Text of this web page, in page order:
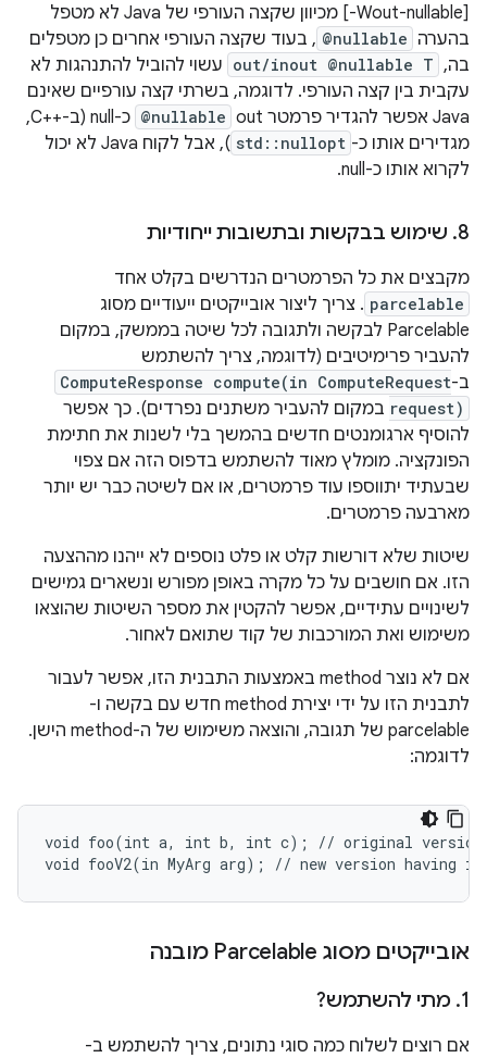
‫[‎-Wout-nullable] מכיוון שקצה העורפי של Java לא מטפל
בהערה @nullable , בעוד שקצה העורפי אחרים כן מטפלים
בה, out/inout @nullable T עשוי להוביל להתנהגות לא
עקבית בין קצה העורפי. לדוגמה, בשרתי קצה עורפיים שאינם
Java אפשר להגדיר פרמטר out‏
@nullable
כ-null (ב-C++‎,
מגדירים אותו כ- std::nullopt
), אבל לקוח Java לא יכול
לקרוא אותו כ-null.
8
. שימוש בבקשות ובתשובות ייחודיות
מקבצים את כל הפרמטרים הנדרשים בקלט אחד
parcelable . צריך ליצור אובייקטים ייעודיים מסוג
Parcelable לבקשה ולתגובה לכל שיטה בממשק, במקום
להעביר פרימיטיבים (לדוגמה, צריך להשתמש
ב-ComputeResponse compute(in ComputeRequest
request) במקום להעביר משתנים נפרדים). כך אפשר
להוסיף ארגומנטים חדשים בהמשך בלי לשנות את חתימת
הפונקציה. מומלץ מאוד להשתמש בדפוס הזה אם צפוי
שבעתיד יתווספו עוד פרמטרים, או אם לשיטה כבר יש יותר
מארבעה פרמטרים.
שיטות שלא דורשות קלט או פלט נוספים לא ייהנו מההצעה
הזו. אם חושבים על כל מקרה באופן מפורש ונשארים גמישים
לשינויים עתידיים, אפשר להקטין את מספר השיטות שהוצאו
משימוש ואת המורכבות של קוד שתואם לאחור.
אם לא נוצר method באמצעות התבנית הזו, אפשר לעבור
לתבנית הזו על ידי יצירת method חדש עם בקשה ו-
parcelable של תגובה, והוצאה משימוש של ה-method הישן.
לדוגמה:
void foo(int a, int b, int c); // original version,
אובייקטים מסוג Parcelable מובנה
1
. מתי להשתמש?
אם רוצים לשלוח כמה סוגי נתונים, צריך להשתמש ב-